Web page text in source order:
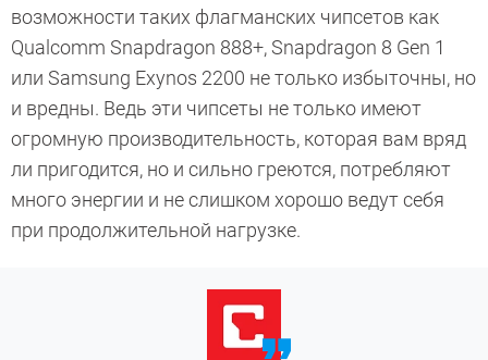
возможности таких флагманских чипсетов как
Qualcomm Snapdragon 888+, Snapdragon 8 Gen 1
или Samsung Exynos 2200 не только избыточны, но
и вредны. Ведь эти чипсеты не только имеют
огромную производительность, которая вам вряд
ли пригодится, но и сильно греются, потребляют
много энергии и не слишком хорошо ведут себя
при продолжительной нагрузке.